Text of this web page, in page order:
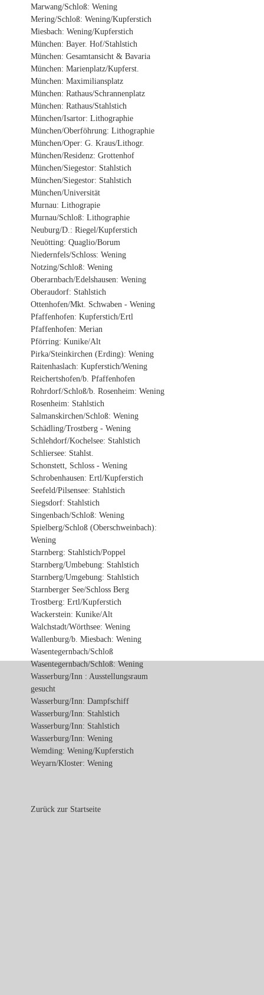
Marwang/Schloß: Wening
Mering/Schloß: Wening/Kupferstich
Miesbach: Wening/Kupferstich
München: Bayer. Hof/Stahlstich
München: Gesamtansicht & Bavaria
München: Marienplatz/Kupferst.
München: Maximiliansplatz
München: Rathaus/Schrannenplatz
München: Rathaus/Stahlstich
München/Isartor: Lithographie
München/Oberföhrung: Lithographie
München/Oper: G. Kraus/Lithogr.
München/Residenz: Grottenhof
München/Siegestor: Stahlstich
München/Siegestor: Stahlstich
München/Universität
Murnau: Lithograpie
Murnau/Schloß: Lithographie
Neuburg/D.: Riegel/Kupferstich
Neuötting: Quaglio/Borum
Niedernfels/Schloss: Wening
Notzing/Schloß: Wening
Oberarnbach/Edelshausen: Wening
Oberaudorf: Stahlstich
Ottenhofen/Mkt. Schwaben - Wening
Pfaffenhofen: Kupferstich/Ertl
Pfaffenhofen: Merian
Pförring: Kunike/Alt
Pirka/Steinkirchen (Erding): Wening
Raitenhaslach: Kupferstich/Wening
Reichertshofen/b. Pfaffenhofen
Rohrdorf/Schloß/b. Rosenheim: Wening
Rosenheim: Stahlstich
Salmanskirchen/Schloß: Wening
Schädling/Trostberg - Wening
Schlehdorf/Kochelsee: Stahlstich
Schliersee: Stahlst.
Schonstett, Schloss - Wening
Schrobenhausen: Ertl/Kupferstich
Seefeld/Pilsensee: Stahlstich
Siegsdorf: Stahlstich
Singenbach/Schloß: Wening
Spielberg/Schloß (Oberschweinbach):
Wening
Starnberg: Stahlstich/Poppel
Starnberg/Umbebung: Stahlstich
Starnberg/Umgebung: Stahlstich
Starnberger See/Schloss Berg
Trostberg: Ertl/Kupferstich
Wackerstein: Kunike/Alt
Walchstadt/Wörthsee: Wening
Wallenburg/b. Miesbach: Wening
Wasentegernbach/Schloß
Wasentegernbach/Schloß: Wening
Wasserburg/Inn : Ausstellungsraum
gesucht
Wasserburg/Inn: Dampfschiff
Wasserburg/Inn: Stahlstich
Wasserburg/Inn: Stahlstich
Wasserburg/Inn: Wening
Wemding: Wening/Kupferstich
Weyarn/Kloster: Wening
Zurück zur Startseite